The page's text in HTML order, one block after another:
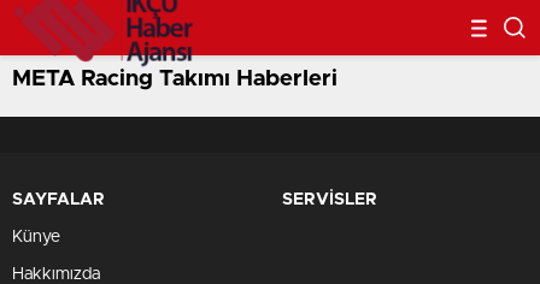
META Racing Takımı Haberleri
SAYFALAR
Künye
Hakkımızda
SERVİSLER